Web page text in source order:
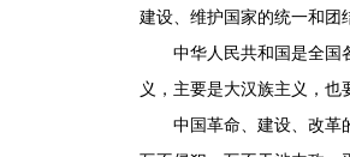
建设、维护国家的统一和团
中华人民共和国是全国各
义，主要是大汉族主义，也
中国革命、建设、改革的